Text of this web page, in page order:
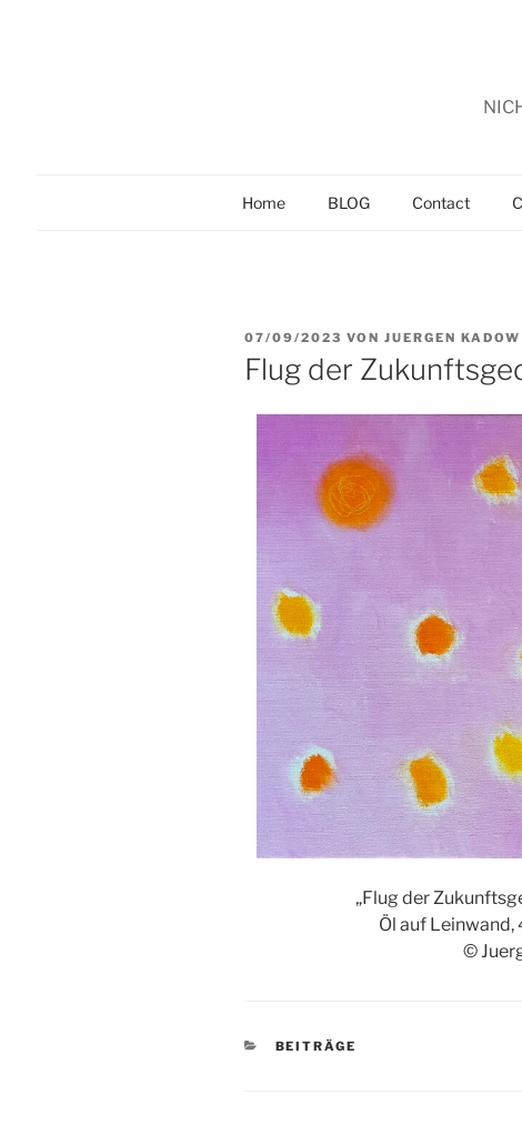
Home BLOG Contact
VERÖFFENTLICHT
AM
07/09/2023 VON JUERGEN KADOW
Flug der
„Flug der
Öl auf
©
KATEGORIEN
BEITRÄGE